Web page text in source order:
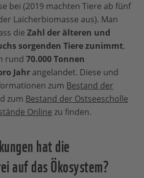
bei (2019 machten Tiere ab fünf
Laicherbiomasse aus). Man
die Zahl der älteren und
sorgenden Tiere zunimmt.
rund 70.000 Tonnen
Jahr angelandet. Diese und
zum Bestand der
zum Bestand der Ostseescholle
Online zu finden.
hat die
auf das Ökosystem?